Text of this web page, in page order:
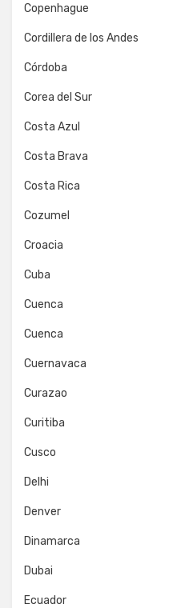
Copenhague
Cordillera de los Andes
Córdoba
Corea del Sur
Costa Azul
Costa Brava
Costa Rica
Cozumel
Croacia
Cuba
Cuenca
Cuenca
Cuernavaca
Curazao
Curitiba
Cusco
Delhi
Denver
Dinamarca
Dubai
Ecuador